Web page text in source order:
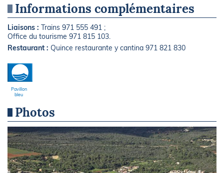
Informations complémentaires
Liaisons : Trains 971 555 491 ;
Office du tourisme 971 815 103.
Restaurant : Quince restaurante y cantina 971 821 830
Pavillon
bleu
Photos